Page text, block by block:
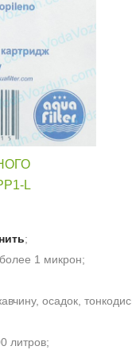
L
;
1 микрон;
осадок,
литров;